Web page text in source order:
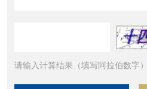
请输入计算结果（填写阿拉伯数字